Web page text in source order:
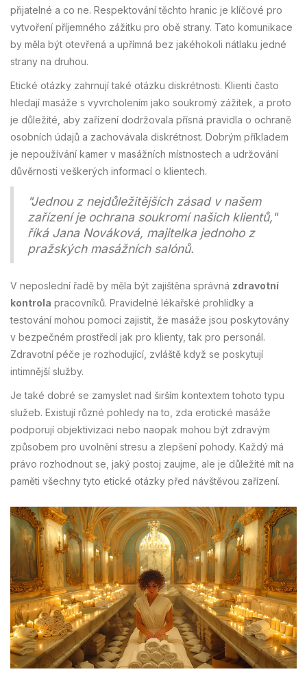
přijatelné a co ne. Respektování těchto hranic je klíčové pro
vytvoření příjemného zážitku pro obě strany. Tato komunikace
by měla být otevřená a upřímná bez jakéhokoli nátlaku jedné
strany na druhou.
Etické otázky zahrnují také otázku diskrétnosti. Klienti často
hledají masáže s vyvrcholením jako soukromý zážitek, a proto
je důležité, aby zařízení dodržovala přísná pravidla o ochraně
osobních údajů a zachovávala diskrétnost. Dobrým příkladem
je nepoužívání kamer v masážních místnostech a udržování
důvěrnosti veškerých informací o klientech.
"Jednou z nejdůležitějších zásad v našem
zařízení je ochrana soukromí našich klientů,"
říká Jana Nováková, majitelka jednoho z
pražských masážních salónů.
V neposlední řadě by měla být zajištěna správná zdravotní
kontrola pracovníků. Pravidelné lékařské prohlídky a
testování mohou pomoci zajistit, že masáže jsou poskytovány
v bezpečném prostředí jak pro klienty, tak pro personál.
Zdravotní péče je rozhodující, zvláště když se poskytují
intimnější služby.
Je také dobré se zamyslet nad širším kontextem tohoto typu
služeb. Existují různé pohledy na to, zda erotické masáže
podporují objektivizaci nebo naopak mohou být zdravým
způsobem pro uvolnění stresu a zlepšení pohody. Každý má
právo rozhodnout se, jaký postoj zaujme, ale je důležité mít na
paměti všechny tyto etické otázky před návštěvou zařízení.